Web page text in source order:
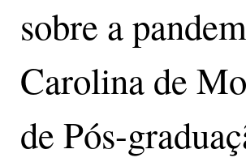
sobre a
Carolina de
de Pós-